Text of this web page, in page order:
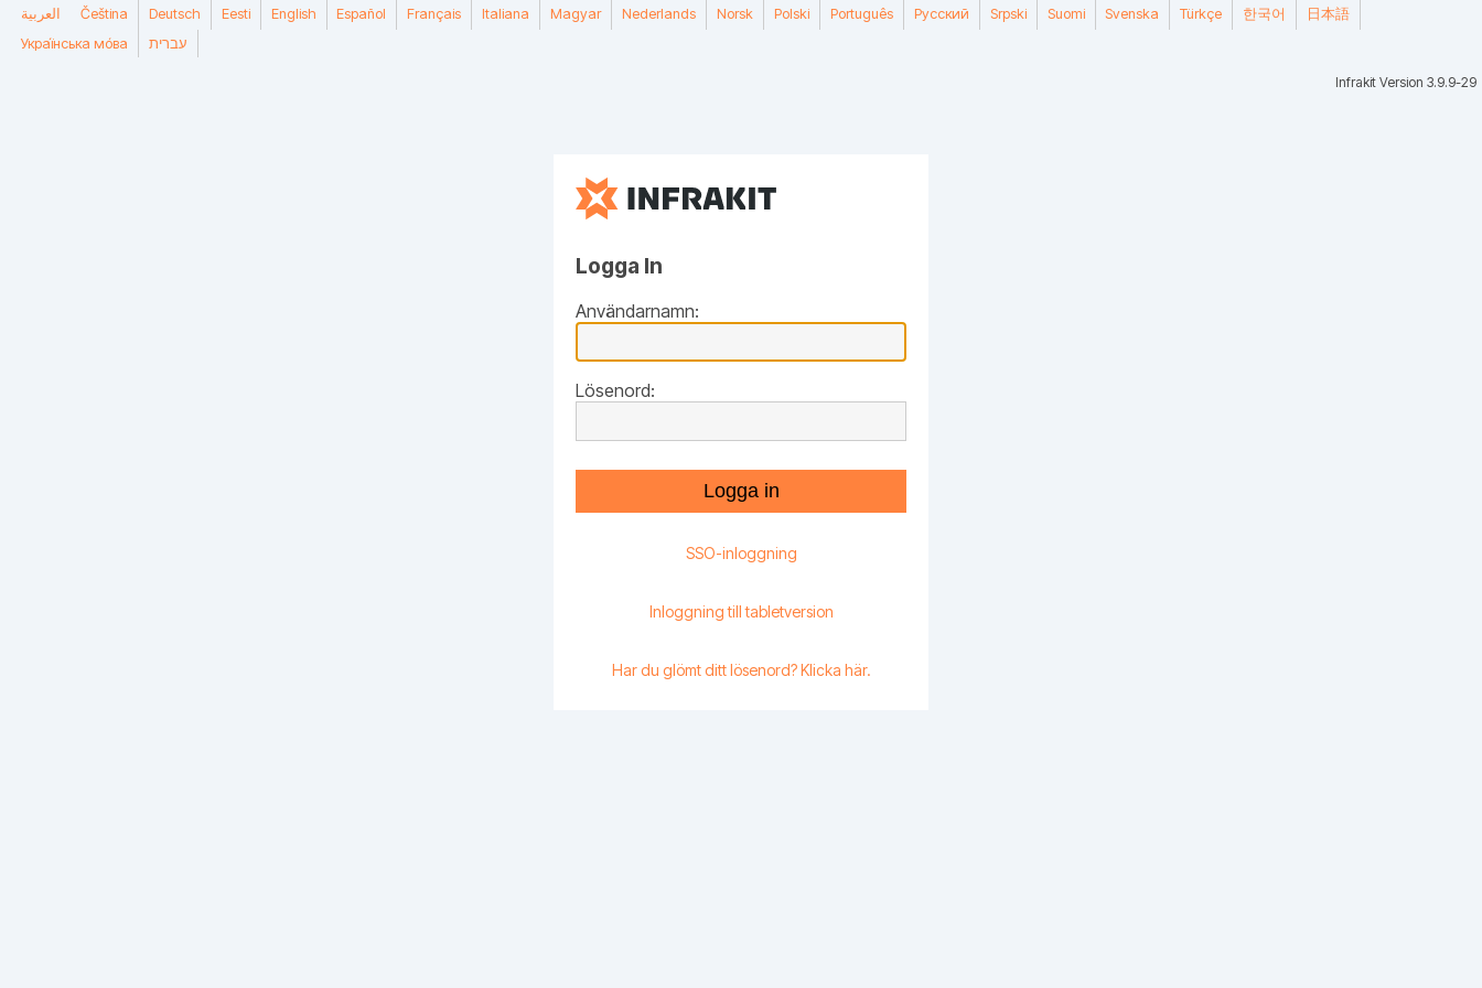
العربية Čeština Deutsch Eesti English Español Français Italiana Magyar Nederlands Norsk Polski Português Русский Srpski Suomi Svenska Türkçe 한국어
日本語
Украї́нська мо́ва
עברית
Infrakit Version 3.9.9-29
Logga In
Användarnamn:
Lösenord:
Logga in
SSO-inloggning
Inloggning till tabletversion
Har du glömt ditt lösenord? Klicka här.